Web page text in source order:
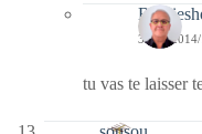
31/12/
tu vas te laisser